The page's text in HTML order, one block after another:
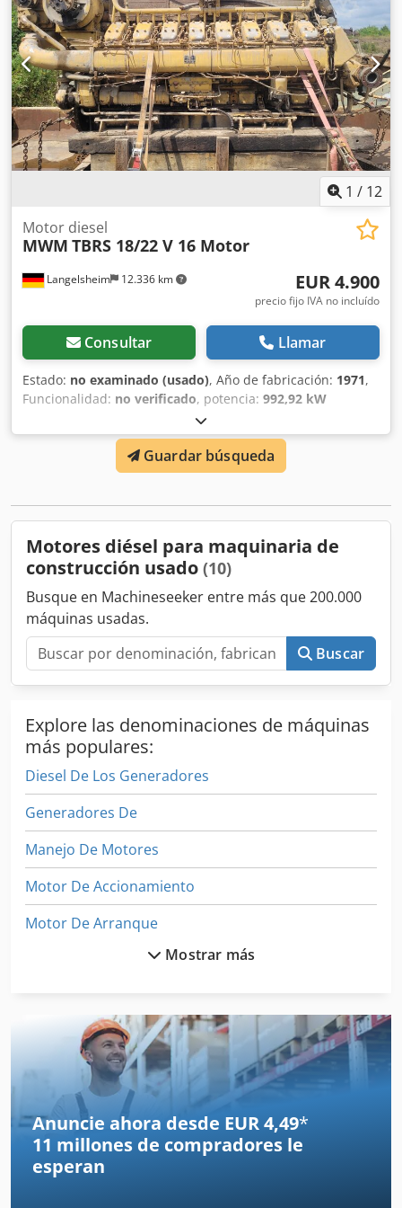
1 / 12
Langelsheim 12.336 km
Motor diesel
MWM TBRS 18/22 V 16 Motor
EUR 4.900
precio fijo IVA no incluído
Consultar Llamar
Estado: no examinado (usado), Año de fabricación: 1971,
Funcionalidad: no verificado, potencia: 992,92 kW
, tipo de combustible:
cilindros:16, tipo de refrigeración:agua, Motor MWM de
16 cilindros procedente del desguace de un barco fluvial.
En el momento de su desmontaje estaba operativo. Lleva
comprobado. Carga posible. Chedpow Aphcofx Aa Tsa
cualquier garantía.
Guardar búsqueda
Motores diésel para maquinaria de
construcción usado (10)
Busque en Machineseeker entre más que 200.000
máquinas usadas.
Buscar
Explore las denominaciones de máquinas
más populares:
Diesel De Los Generadores
Generadores De
Manejo De Motores
Motor De Accionamiento
Motor De Arranque
Motor De Engranajes
Motor De Gasolina
Motor De Traccion
Motor Diesel
Motor Diesel 1 Cilindro
Mostrar más
Anuncie ahora desde EUR 4,49*
11 millones de compradores le
esperan